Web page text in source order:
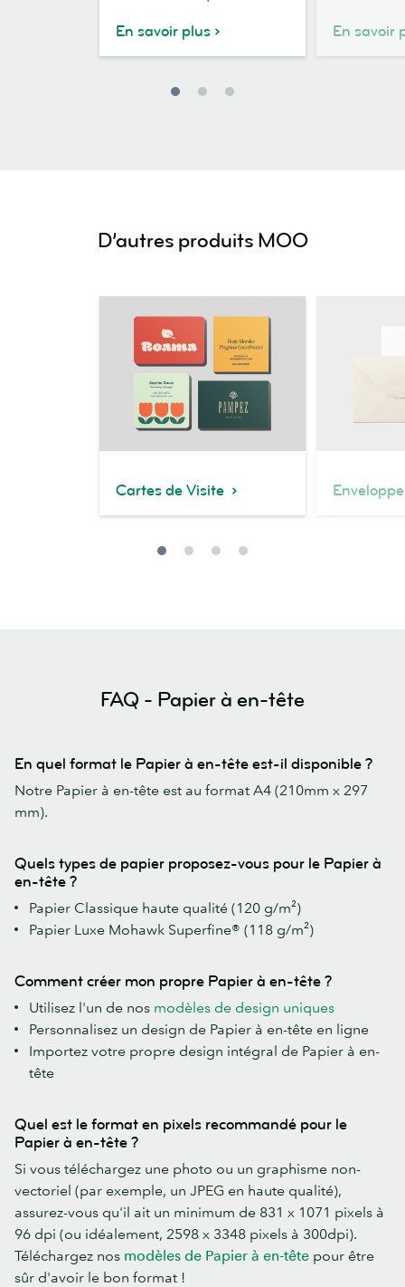
En savoir plus En savoir
D’autres produits MOO
Cartes de Visite
FAQ - Papier à en-tête
En quel format le Papier à en-tête est-il disponible ?
Notre Papier à en-tête est au format A4 (210mm x 297
mm).
Quels types de papier proposez-vous pour le Papier à
en-tête ?
Papier Classique haute qualité (120 g/m²)
Papier Luxe Mohawk Superfine® (118 g/m²)
Comment créer mon propre Papier à en-tête ?
Utilisez l'un de nos modèles de design uniques
Personnalisez un design de Papier à en-tête en ligne
Importez votre propre design intégral de Papier à en-
tête
Quel est le format en pixels recommandé pour le
Papier à en-tête ?
Si vous téléchargez une photo ou un graphisme non-
vectoriel (par exemple, un JPEG en haute qualité),
assurez-vous qu'il ait un minimum de 831 x 1071 pixels à
96 dpi (ou idéalement, 2598 x 3348 pixels à 300dpi).
Téléchargez nos modèles de Papier à en-tête pour être
sûr d'avoir le bon format !